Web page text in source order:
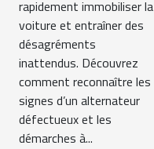
rapidement immobiliser la
voiture et entraîner des
désagréments
inattendus. Découvrez
comment reconnaître les
signes d’un alternateur
défectueux et les
démarches à...